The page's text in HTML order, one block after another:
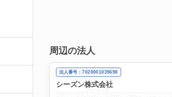
周辺の法人
法人番号：7020001039698
シーズン株式会社